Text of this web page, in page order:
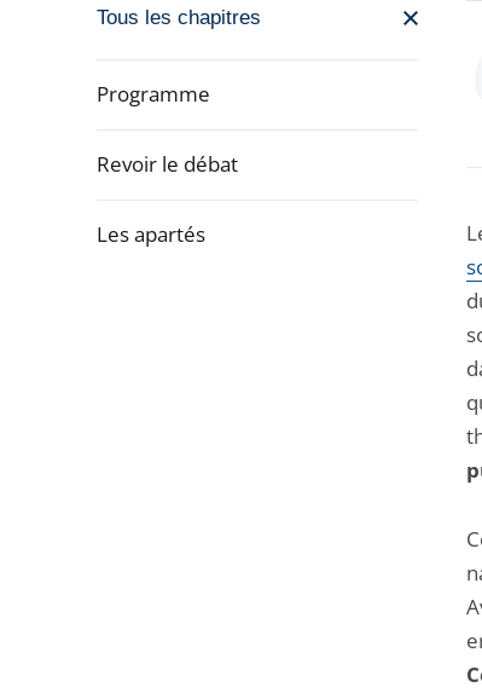
Passer
navigation
l'article
après
Tous les chapitres
Programme
Revoir le débat
Les apartés